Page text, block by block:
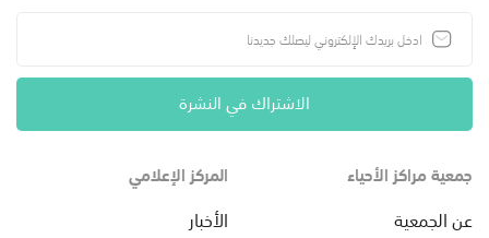
الاشتراك في النشرة
جمعية مراكز الأحياء
عن الجمعية
المركز الإعلامي
الأخبار